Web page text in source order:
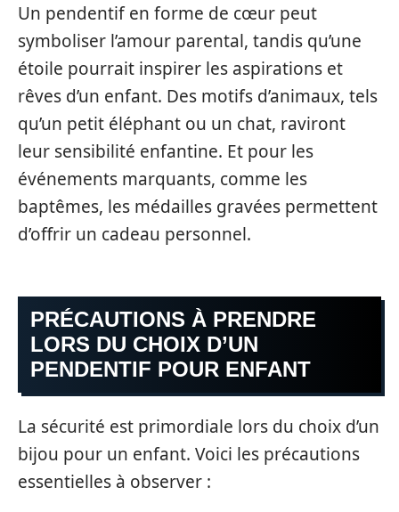
Un pendentif en forme de cœur peut
symboliser l’amour parental, tandis qu’une
étoile pourrait inspirer les aspirations et
rêves d’un enfant. Des motifs d’animaux, tels
qu’un petit éléphant ou un chat, raviront
leur sensibilité enfantine. Et pour les
événements marquants, comme les
baptêmes, les médailles gravées permettent
d’offrir un cadeau personnel.
PRÉCAUTIONS À PRENDRE
LORS DU CHOIX D’UN
PENDENTIF POUR ENFANT
La sécurité est primordiale lors du choix d’un
bijou pour un enfant. Voici les précautions
essentielles à observer :